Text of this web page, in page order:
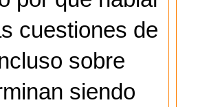
cuestiones de
sobre
siendo